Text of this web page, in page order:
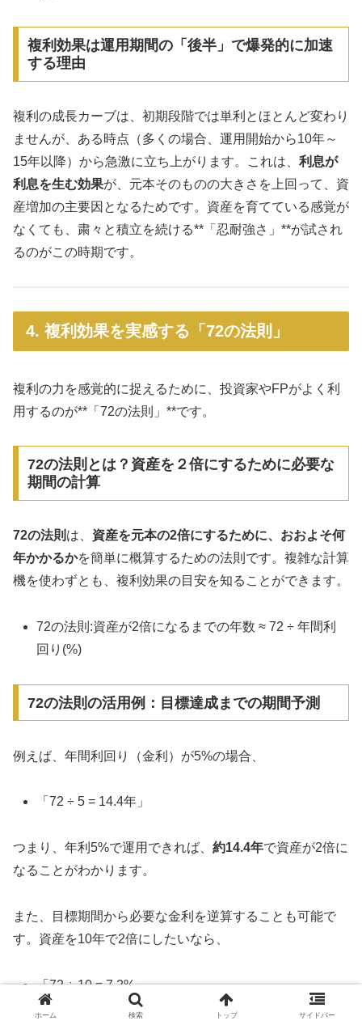
複利効果は運用期間の「後半」で爆発的に加速
する理由
複利の成長カーブは、初期段階では単利とほとんど変わり
ませんが、ある時点（多くの場合、運用開始から10年～
15年以降）から急激に立ち上がります。これは、 利息が
利息を生む効果が、元本そのものの大きさを上回って、資
産増加の主要因となるためです。資産を育てている感覚が
なくても、粛々と積立を続ける**「忍耐強さ」**が試され
るのがこの時期です。
4. 複利効果を実感する「72の法則」
複利の力を感覚的に捉えるために、投資家やFPがよく利
用するのが**「72の法則」**です。
72の法則とは？資産を２倍にするために必要な
期間の計算
72の法則 は、 資産を元本の2倍にするために、おおよそ何
年かかるかを簡単に概算するための法則です。複雑な計算
機を使わずとも、複利効果の目安を知ることができます。
72の法則:資産が2倍になるまでの年数 ≈ 72 ÷ 年間利
回り(%)
72の法則の活用例：目標達成までの期間予測
例えば、年間利回り（金利）が5%の場合、
「72 ÷ 5 = 14.4年」
つまり、年利5%で運用できれば、 約14.4年で資産が2倍に
なることがわかります。
また、目標期間から必要な金利を逆算することも可能で
す。資産を10年で2倍にしたいなら、
「72 ÷ 10 = 7.2%」
ホーム 検索 トップ サイドバー